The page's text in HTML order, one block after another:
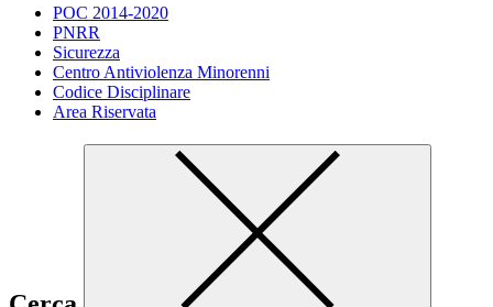
POC 2014-2020
PNRR
Sicurezza
Centro Antiviolenza Minorenni
Codice Disciplinare
Area Riservata